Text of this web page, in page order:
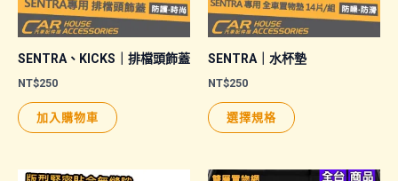
SENTRA、KICKS｜排檔頭飾蓋
NT$250
加入購物車
SENTRA｜水杯墊
NT$250
選擇規格